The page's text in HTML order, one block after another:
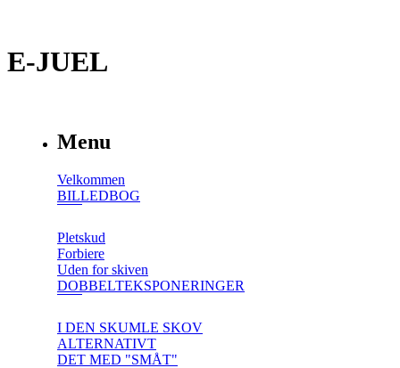
E-JUEL
Menu
Velkommen
BILLEDBOG
Pletskud
Forbiere
Uden for skiven
DOBBELTEKSPONERINGER
I DEN SKUMLE SKOV
ALTERNATIVT
DET MED "SMÅT"